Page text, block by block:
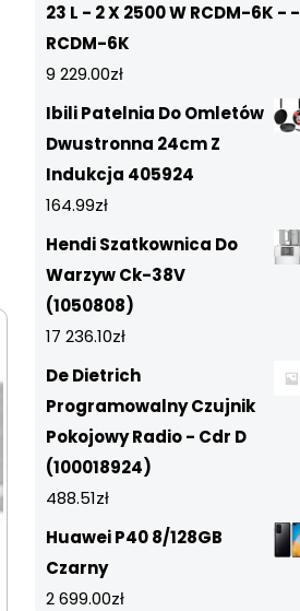
23 L - 2 X 2500 W RCDM-6K - -
RCDM-6K
9 229.00zł
Ibili Patelnia Do Omletów
Dwustronna 24cm Z
Indukcja 405924
164.99zł
Hendi Szatkownica Do
Warzyw Ck-38V
(1050808)
17 236.10zł
De Dietrich
Programowalny Czujnik
Pokojowy Radio - Cdr D
(100018924)
488.51zł
Huawei P40 8/128GB
Czarny
2 699.00zł